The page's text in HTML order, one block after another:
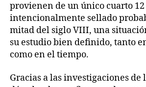
provienen de un único cuarto 12
intencionalmente sellado
mitad del siglo VIII, una
su estudio bien definido, tanto
como en el tiempo.
Gracias a las investigaciones de